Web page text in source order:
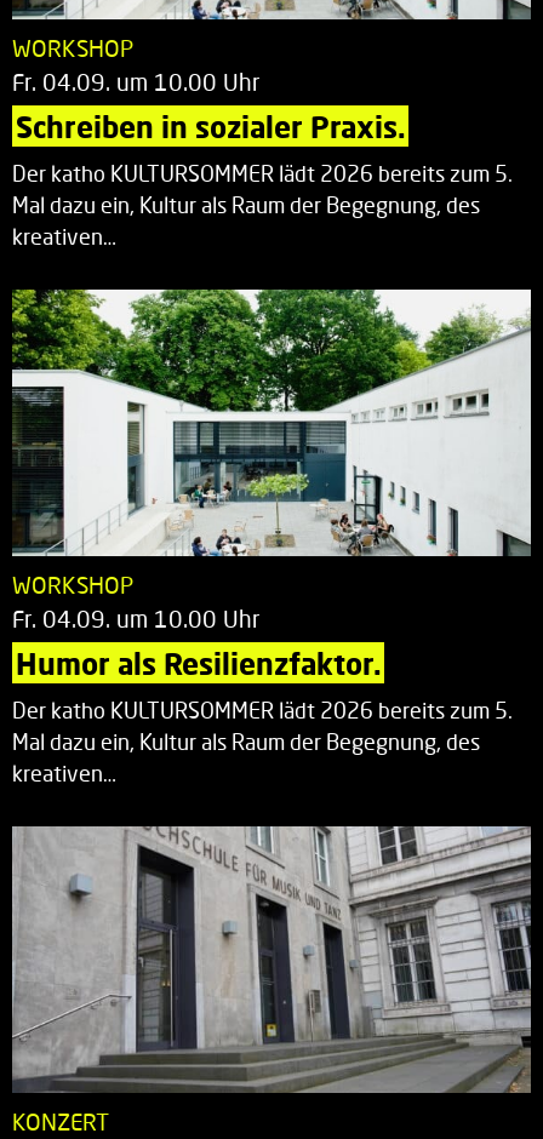
WORKSHOP
Fr. 04.09. um 10.00 Uhr
Schreiben in sozialer Praxis.
Der katho KULTURSOMMER lädt 2026 bereits zum 5.
Mal dazu ein, Kultur als Raum der Begegnung, des
kreativen…
WORKSHOP
Fr. 04.09. um 10.00 Uhr
Humor als Resilienzfaktor.
Der katho KULTURSOMMER lädt 2026 bereits zum 5.
Mal dazu ein, Kultur als Raum der Begegnung, des
kreativen…
KONZERT